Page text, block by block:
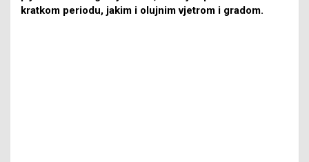
kratkom periodu, jakim i olujnim vjetrom i gradom.